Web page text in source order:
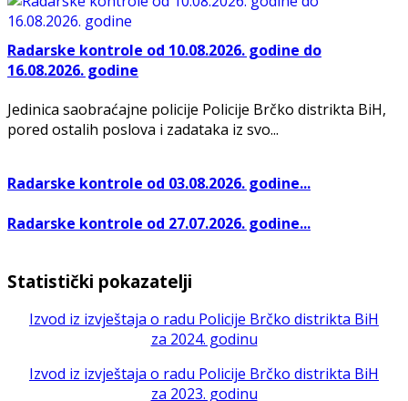
Radarske kontrole od 10.08.2026. godine do
16.08.2026. godine
Jedinica saobraćajne policije Policije Brčko distrikta BiH,
pored ostalih poslova i zadataka iz svo...
Radarske kontrole od 03.08.2026. godine...
Radarske kontrole od 27.07.2026. godine...
Statistički pokazatelji
Izvod iz izvještaja o radu Policije Brčko distrikta BiH
za 2024. godinu
Izvod iz izvještaja o radu Policije Brčko distrikta BiH
za 2023. godinu